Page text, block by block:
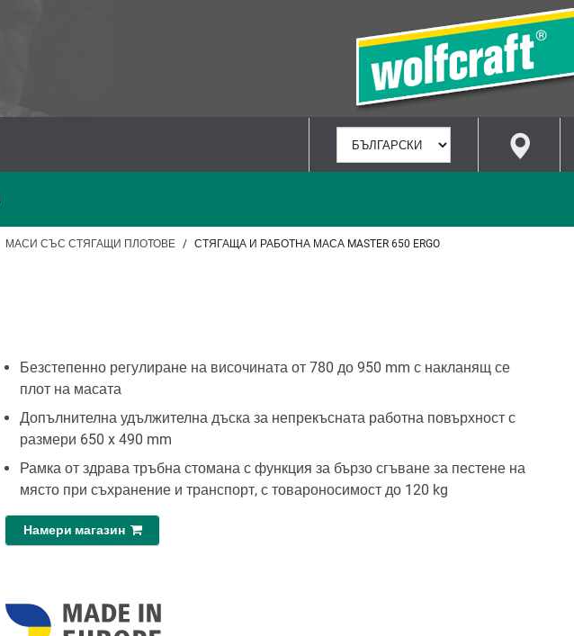
ЕЗИК
МАСИ СЪС СТЯГАЩИ ПЛОТОВЕ СТЯГАЩА И РАБОТНА МАСА MASTER 650 ERGO
Безстепенно регулиране на височината от 780 до 950 mm с накланящ се
плот на масата
Допълнителна удължителна дъска за непрекъсната работна повърхност с
размери 650 x 490 mm
Рамка от здрава тръбна стомана с функция за бързо сгъване за пестене на
място при съхранение и транспорт, с товароносимост до 120 kg
Намери магазин